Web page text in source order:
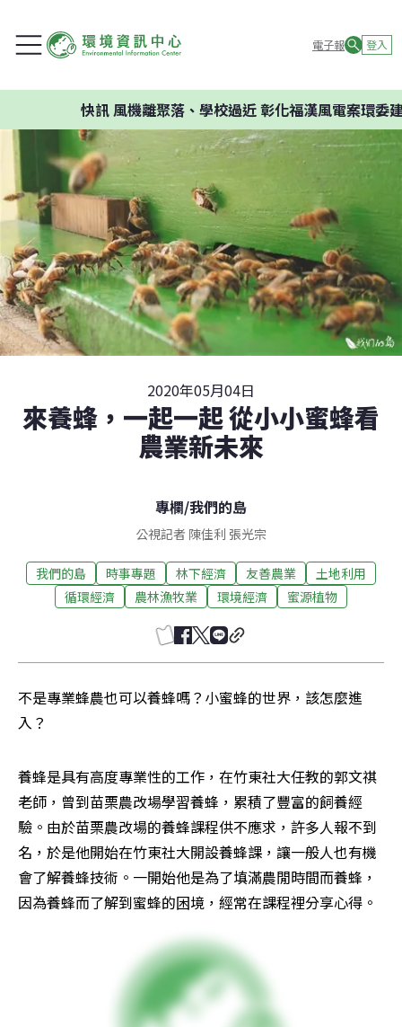
電子報 登入
風機離聚落、學校過近 彰化福漢風電案環委建議不
2020年05月04日
來養蜂，一起一起 從小小蜜蜂看
農業新未來
專欄/我們的島
公視記者 陳佳利 張光宗
我們的島 時事專題 林下經濟 友善農業
土地利用
循環經濟
農林漁牧業 環境經濟 蜜源植物
不是專業蜂農也可以養蜂嗎？小蜜蜂的世界，該怎麼進
入？
養蜂是具有高度專業性的工作，在竹東社大任教的郭文祺
老師，曾到苗栗農改場學習養蜂，累積了豐富的飼養經
驗。由於苗栗農改場的養蜂課程供不應求，許多人報不到
名，於是他開始在竹東社大開設養蜂課，讓一般人也有機
會了解養蜂技術。一開始他是為了填滿農閒時間而養蜂，
因為養蜂而了解到蜜蜂的困境，經常在課程裡分享心得。